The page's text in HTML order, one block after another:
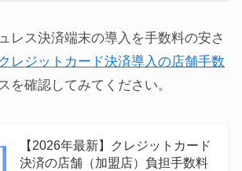
レス決済端末の導入を手数料の安さ
クレジットカード決済導入の店舗手数
を確認してみてください。
【2026年最新】クレジットカード
決済の店舗（加盟店）負担手数料